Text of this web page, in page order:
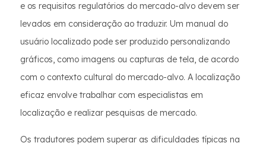
e os requisitos regulatórios do mercado-alvo devem ser
levados em consideração ao traduzir. Um manual do
usuário localizado pode ser produzido personalizando
gráficos, como imagens ou capturas de tela, de acordo
com o contexto cultural do mercado-alvo. A localização
eficaz envolve trabalhar com especialistas em
localização e realizar pesquisas de mercado.
Os tradutores podem superar as dificuldades típicas na